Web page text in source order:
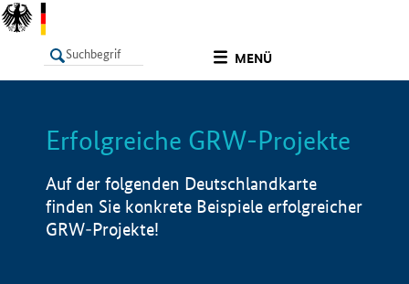
MENÜ
LISTE Info
Erfolgreiche GRW-Projekte
Auf der folgenden Deutschlandkarte
finden Sie konkrete Beispiele erfolgreicher
GRW-Projekte!